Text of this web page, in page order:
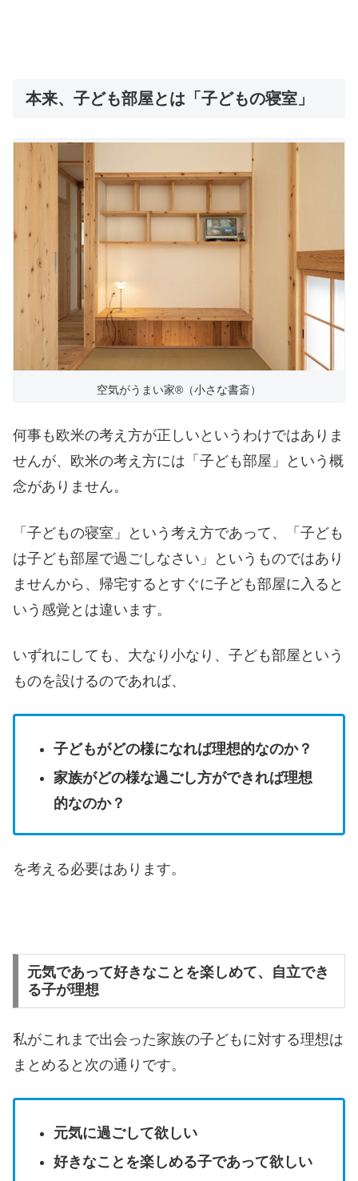
本来、子ども部屋とは「子どもの寝室」
空気がうまい家®︎（小さな書斎）
何事も欧米の考え方が正しいというわけではありま
せんが、欧米の考え方には「子ども部屋」という概
念がありません。
「子どもの寝室」という考え方であって、「子ども
は子ども部屋で過ごしなさい」というものではあり
ませんから、帰宅するとすぐに子ども部屋に入ると
いう感覚とは違います。
いずれにしても、大なり小なり、子ども部屋という
ものを設けるのであれば、
子どもがどの様になれば理想的なのか？
家族がどの様な過ごし方ができれば理想
的なのか？
を考える必要はあります。
元気であって好きなことを楽しめて、自立でき
る子が理想
私がこれまで出会った家族の子どもに対する理想は
まとめると次の通りです。
元気に過ごして欲しい
好きなことを楽しめる子であって欲しい